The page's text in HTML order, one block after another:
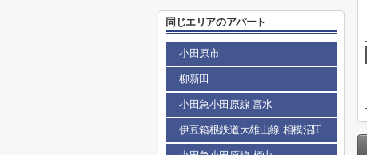
同じエリアのアパート
小田原市
柳新田
小田急小田原線 富水
伊豆箱根鉄道大雄山線 相模沼田